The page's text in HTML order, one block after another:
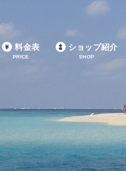
料金表
PRICE
ショップ紹介
SHOP